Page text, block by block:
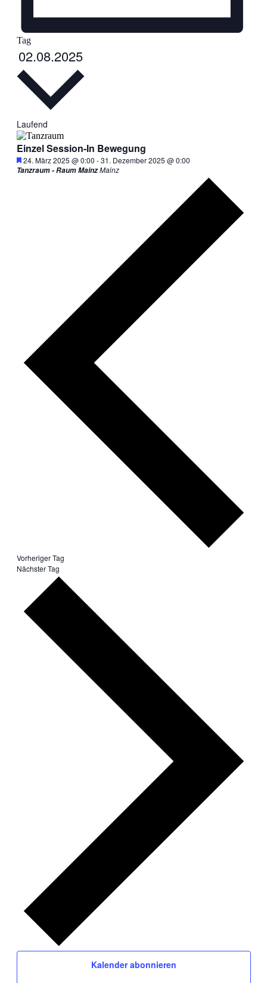
Tag
02.08.2025
Laufend
Einzel Session-In Bewegung
Hervorgehoben
24. März 2025 @ 0:00 -31. Dezember 2025 @ 0:00
Tanzraum - Raum MainzMainz
Vorheriger Tag
Nächster Tag
Kalender abonnieren